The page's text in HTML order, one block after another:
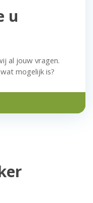
u
al jouw vragen.
mogelijk is?